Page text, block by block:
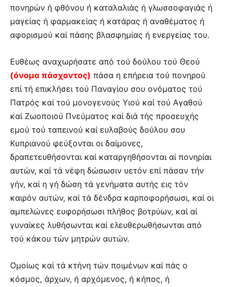
πονηρών ή φθόνου ή καταλαλιάς ή γλωσσοφαγιάς ή
μαγείας ή φαρμακείας ή κατάρας ή αναθέματος ή
αφορισμού καί πάσης βλασφημίας ή ενεργείας του.
Ευθέως αναχωρήσατε από τού δούλου τού Θεού
(όνομα πάσχοντος) πάσα η επήρεια τού πονηρού
επί τή επικλήσει τού Παναγίου σου ονόματος τού
Πατρός καί τού μονογενούς Υιού καί τού Αγαθού
καί Ζωοποιού Πνεύματος καί διά τής προσευχής
εμού τού ταπεινού καί ευλαβούς δούλου σου
Κυπριανού φεύξονται οι δαίμονες,
δραπετευθήσονται καί καταργηθήσονται αί πονηρίαι
αυτών, καί τά νέφη δώσωσιν υετόν επί πάσαν τήν
γήν, καί η γή δώση τά γενήματα αυτής εις τόν
καιρόν αυτών, καί τά δένδρα καρποφορήσωσι, καί οι
αμπελώνες ευφορήσωσι πλήθος βοτρύων, καί αί
γυναίκες λυθήσωνται καί ελευθερωθήσωνται από
τού κάκου τών μητρών αυτών.
Ομοίως καί τά κτήνη τών ποιμένων καί πάς ο
κόσμος, άρχων, ή αρχόμενος, ή κήπος, ή